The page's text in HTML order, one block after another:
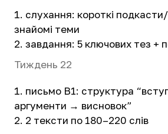
слухання: короткі
знайомі теми
завдання: 5 ключових тез +
Тиждень 22
письмо B1: структура
аргументи → висновок”
2 тексти по 180–220 слів